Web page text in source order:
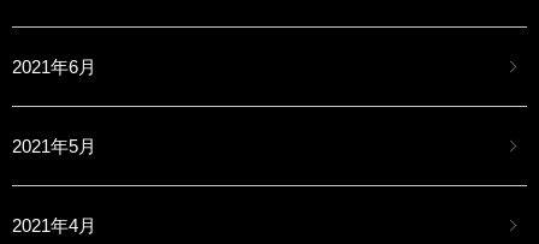
2021年6月
2021年5月
2021年4月